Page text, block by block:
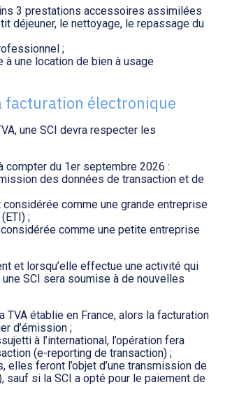
3 prestations accessoires assimilées
déjeuner, le nettoyage, le repassage du
;
à une location de bien à usage
facturation électronique
une SCI devra respecter les
du 1er septembre 2026 :
des données de transaction et de
comme une grande entreprise
;
comme une petite entreprise
et lorsqu’elle effectue une activité qui
SCI sera soumise à de nouvelles
établie en France, alors la facturation
d’émission ;
à l’international, l’opération fera
(e-reporting de transaction) ;
feront l’objet d’une transmission de
sauf si la SCI a opté pour le paiement de